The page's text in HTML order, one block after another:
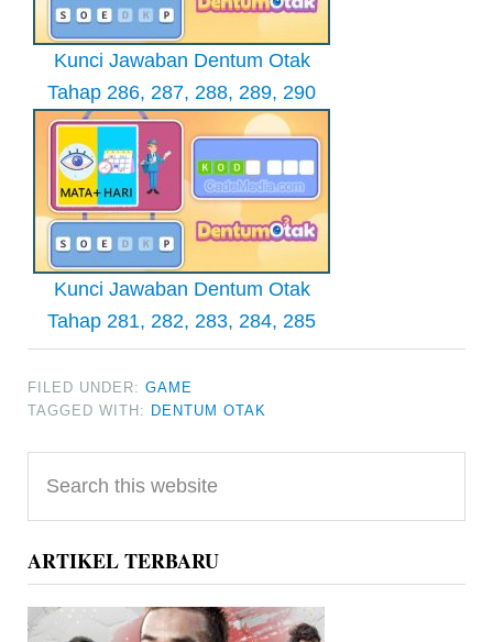
Kunci Jawaban Dentum Otak
Tahap 286, 287, 288, 289, 290
Kunci Jawaban Dentum Otak
Tahap 281, 282, 283, 284, 285
FILED UNDER:GAME
TAGGED WITH: DENTUM OTAK
Primary
Sidebar
this
website
ARTIKEL TERBARU